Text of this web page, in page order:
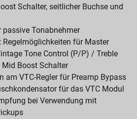
Schalter, seitlicher Buchse und
Tonabnehmer
für Master
Tone Control (P/P) / Treble
Boost Schalter
am VTC-Regler für Preamp Bypass
für das VTC Modul
bei Verwendung mit